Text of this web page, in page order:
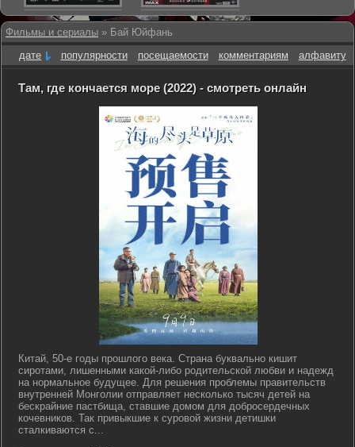
Фильмы и сериалы » Бай Юйфань
дате
популярности посещаемости комментариям алфавиту
Там, где кончается море (2022) - смотреть онлайн
Китай, 50-е годы прошлого века. Страна буквально кишит
сиротами, лишенными какой-либо родительской любви и надежд
на нормальное будущее. Для решения проблемы правительств
внутренней Монголии отправляет несколько тысяч детей на
бескрайние пастбища, ставшие домом для добросердечных
кочевников. Так привыкшие к суровой жизни детишки
сталкиваются с...